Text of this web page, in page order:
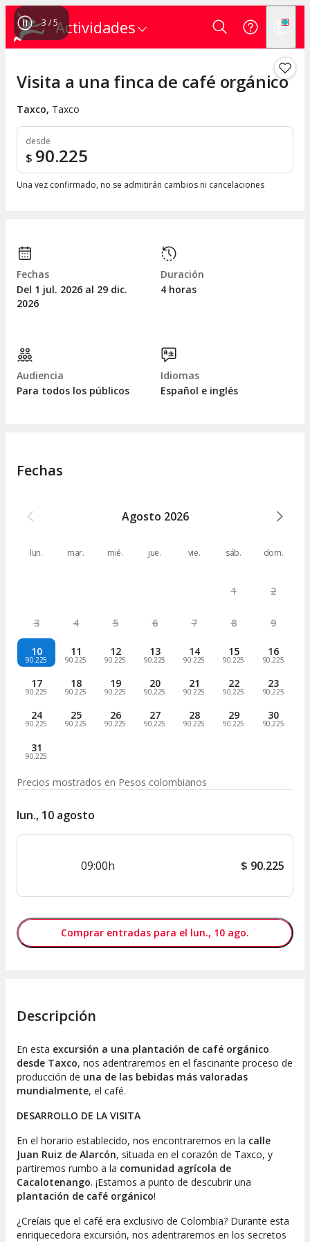
Actividades
3 /5
Visita a una finca de café orgánico
Taxco, Taxco
desde
$ 90.225
Una vez confirmado, no se admitirán cambios ni cancelaciones
Fechas
Del 1 jul. 2026 al 29 dic.
2026
Duración
4 horas
Audiencia
Para todos los públicos
Idiomas
Español e inglés
Fechas
Agosto 2026
lun. mar. mié. jue. vie. sáb. dom.
1 2
3 4 5 6 7 8 9
10
90.225
11
90.225
12
90.225
13
90.225
14
90.225
15
90.225
16
90.225
17
90.225
18
90.225
19
90.225
20
90.225
21
90.225
22
90.225
23
90.225
24
90.225
25
90.225
26
90.225
27
90.225
28
90.225
29
90.225
30
90.225
31
90.225
Precios mostrados en Pesos colombianos
lun., 10 agosto
09:00h $ 90.225
Comprar entradas para el lun., 10 ago.
Descripción
En esta excursión a una plantación de café orgánico
desde Taxco, nos adentraremos en el fascinante proceso de
producción de una de las bebidas más valoradas
mundialmente, el café.
DESARROLLO DE LA VISITA
En el horario establecido, nos encontraremos en la calle
Juan Ruiz de Alarcón, situada en el corazón de Taxco, y
partiremos rumbo a la comunidad agrícola de
Cacalotenango. ¡Estamos a punto de descubrir una
plantación de café orgánico!
¿Creíais que el café era exclusivo de Colombia? Durante esta
enriquecedora excursión, nos adentraremos en los secretos